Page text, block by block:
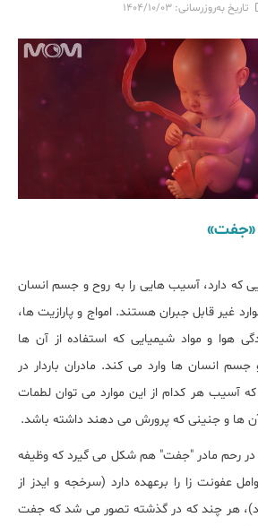
تاریخ به‌روزرسانی: ۱۴۰۴/۱۰/۰۳
«جفت»
که دارد، آسیب هایی را به روح و جسم انسان
غیر قابل جبران هستند. امواج و پارازیت ها،
هوا و مواد شیمیایی که استفاده از آن ها
جسم انسان ها وارد می کند. مادران باردار در
که آسیب هر کدام از این موارد می توان لطمات
ها و جنینی که پرورش می دهند داشته باشد.
رحم مادر "جفت" هم شکل می گیرد که وظیفه
عفونت زا را برعهده دارد (سرخجه و ایدز از
هر چند که در گذشته تصور می شد که جفت